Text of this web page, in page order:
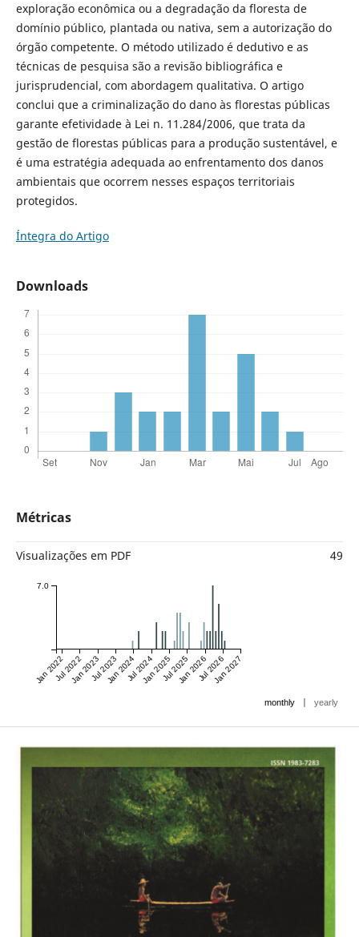
exploração econômica ou a degradação da floresta de
domínio público, plantada ou nativa, sem a autorização do
órgão competente. O método utilizado é dedutivo e as
técnicas de pesquisa são a revisão bibliográfica e
jurisprudencial, com abordagem qualitativa. O artigo
conclui que a criminalização do dano às florestas públicas
garante efetividade à Lei n. 11.284/2006, que trata da
gestão de florestas públicas para a produção sustentável, e
é uma estratégia adequada ao enfrentamento dos danos
ambientais que ocorrem nesses espaços territoriais
protegidos.
Íntegra do Artigo
Downloads
Métricas
Visualizações em PDF 49
Jan 2022Jul 2022Jan 2023Jul 2023Jan 2024Jul 2024Jan 2025Jul 2025Jan 2026Jul 2026Jan 2027
7.0
monthly | yearly